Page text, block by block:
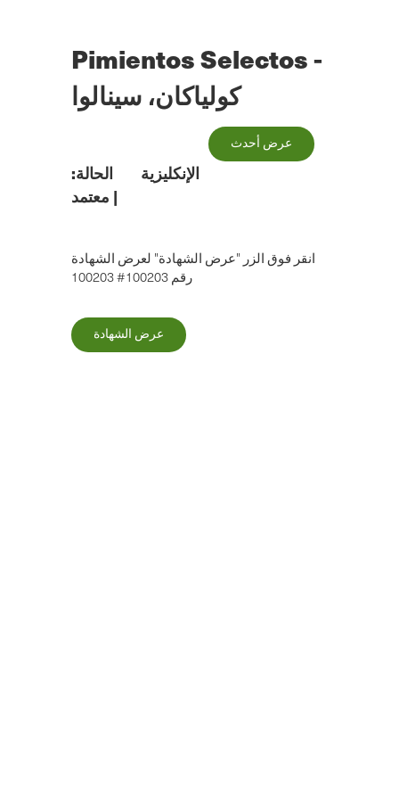
Pimientos Selectos -
كولياكان، سينالوا
عرض أحدث
الحالة:
معتمد |
الإنكليزية
انقر فوق الزر "عرض الشهادة" لعرض الشهادة
رقم 100203# 100203
عرض الشهادة